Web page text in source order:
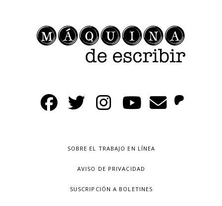
SOBRE EL TRABAJO EN LÍNEA
AVISO DE PRIVACIDAD
SUSCRIPCIÓN A BOLETINES